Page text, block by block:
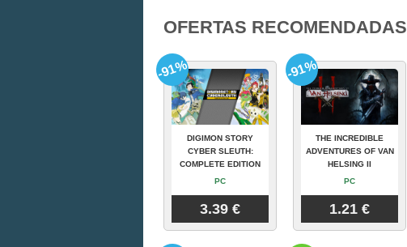
OFERTAS RECOMENDADAS
DIGIMON STORY
CYBER SLEUTH:
COMPLETE EDITION
PC
3.39 €
-91%
THE INCREDIBLE
ADVENTURES OF VAN
HELSING II
PC
1.21 €
-91%